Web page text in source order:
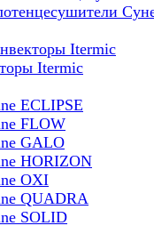
Itermic
Itermic
ECLIPSE
FLOW
GALO
HORIZON
OXI
QUADRA
SOLID